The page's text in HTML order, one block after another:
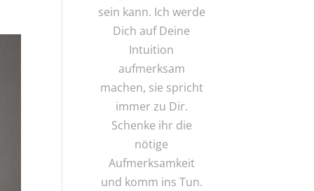
sein kann. Ich werde
Dich auf Deine
Intuition
aufmerksam
machen, sie spricht
immer zu Dir.
Schenke ihr die
nötige
Aufmerksamkeit
und komm ins Tun.